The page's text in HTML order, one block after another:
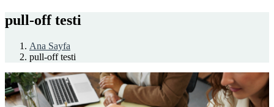
pull-off testi
Ana Sayfa
pull-off testi